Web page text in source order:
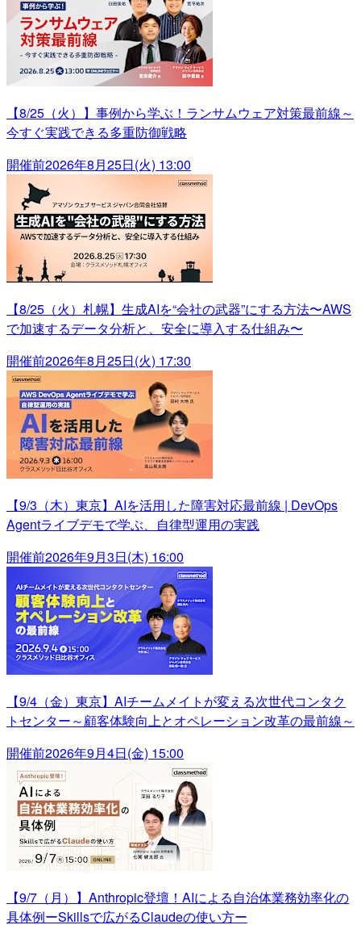
【8/25（火）】事例から学ぶ！ランサムウェア対策最前線～
今すぐ実践できる多重防御戦略
開催前2026年8月25日(火) 13:00
【8/25（火）札幌】生成AIを“会社の武器”にする方法〜AWS
で加速するデータ分析と、安全に導入する仕組み〜
開催前2026年8月25日(火) 17:30
【9/3（木）東京】AIを活用した障害対応最前線 | DevOps
Agentライブデモで学ぶ、自律型運用の実践
開催前2026年9月3日(木) 16:00
【9/4（金）東京】AIチームメイトが変える次世代コンタク
トセンター～顧客体験向上とオペレーション改革の最前線～
開催前2026年9月4日(金) 15:00
【9/7（月）】Anthropic登壇！AIによる自治体業務効率化の
具体例ーSkillsで広がるClaudeの使い方ー